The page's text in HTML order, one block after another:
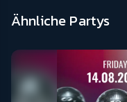
Ähnliche Partys